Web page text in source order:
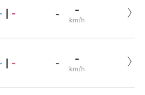
| - - -
km/h
| - - -
km/h